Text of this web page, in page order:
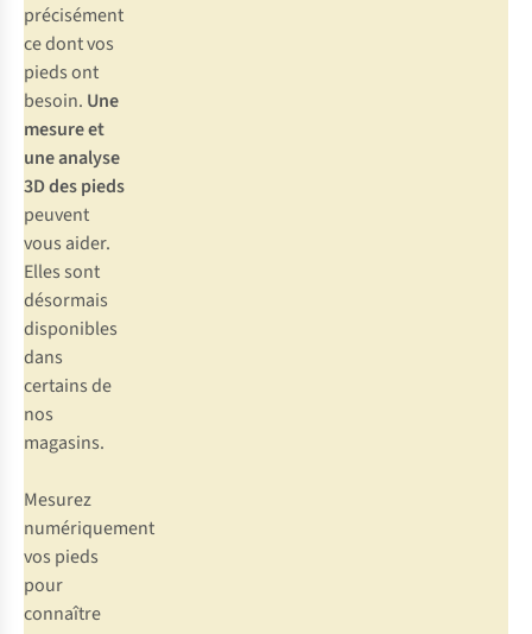
précisément
ce dont vos
pieds ont
besoin. Une
mesure et
une analyse
3D des pieds
peuvent
vous aider.
Elles sont
désormais
disponibles
dans
certains de
nos
magasins.
Mesurez
numériquement
vos pieds
pour
connaître